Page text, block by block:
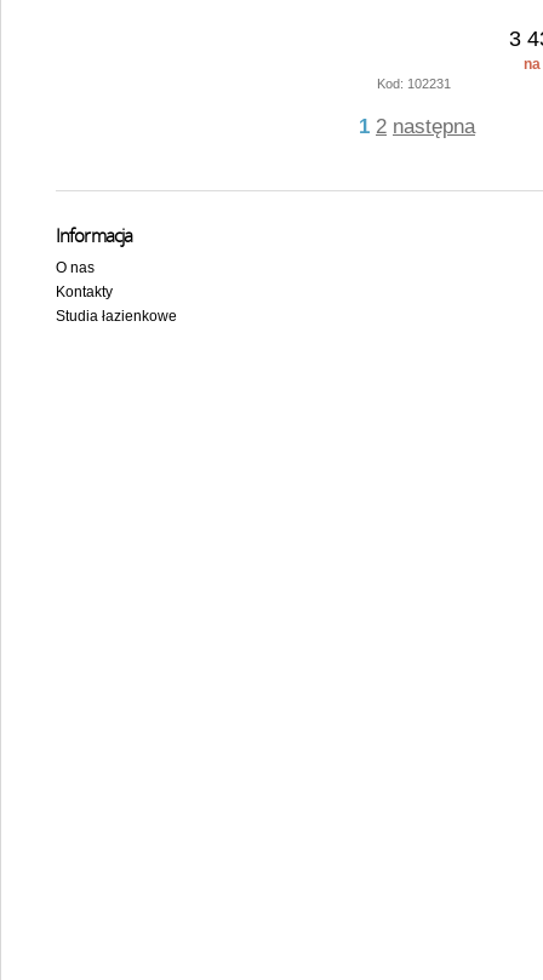
3
Kod: 102231
1 2 następna
Informacja
O nas
Kontakty
Studia łazienkowe